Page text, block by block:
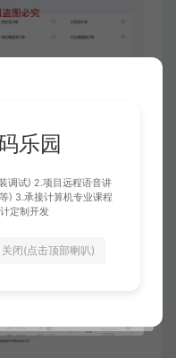
乐园
调试) 2.项目远程语音讲
) 3.承接计算机专业课程
定制开发
关闭(点击顶部喇叭)